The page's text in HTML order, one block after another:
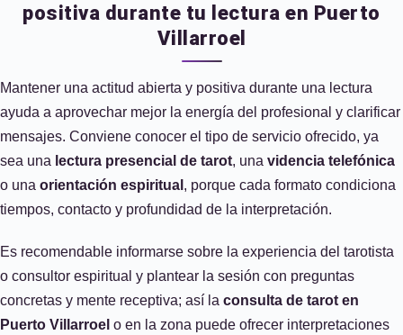
positiva durante tu lectura en Puerto
Villarroel
Mantener una actitud abierta y positiva durante una lectura
ayuda a aprovechar mejor la energía del profesional y clarificar
mensajes. Conviene conocer el tipo de servicio ofrecido, ya
sea una lectura presencial de tarot, una videncia telefónica
o una orientación espiritual , porque cada formato condiciona
tiempos, contacto y profundidad de la interpretación.
Es recomendable informarse sobre la experiencia del tarotista
o consultor espiritual y plantear la sesión con preguntas
concretas y mente receptiva; así la consulta de tarot en
Puerto Villarroel o en la zona puede ofrecer interpretaciones